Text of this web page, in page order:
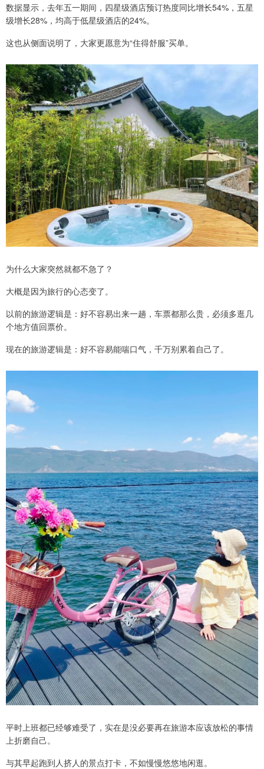
数据显示，去年五一期间，四星级酒店预订热度同比增长54%，五星
级增长28%，均高于低星级酒店的24%。
这也从侧面说明了，大家更愿意为“住得舒服”买单。
为什么大家突然就都不急了？
大概是因为旅行的心态变了。
以前的旅游逻辑是：好不容易出来一趟，车票都那么贵，必须多逛几
个地方值回票价。
现在的旅游逻辑是：好不容易能喘口气，千万别累着自己了。
平时上班都已经够难受了，实在是没必要再在旅游本应该放松的事情
上折磨自己。
与其早起跑到人挤人的景点打卡，不如慢慢悠悠地闲逛。